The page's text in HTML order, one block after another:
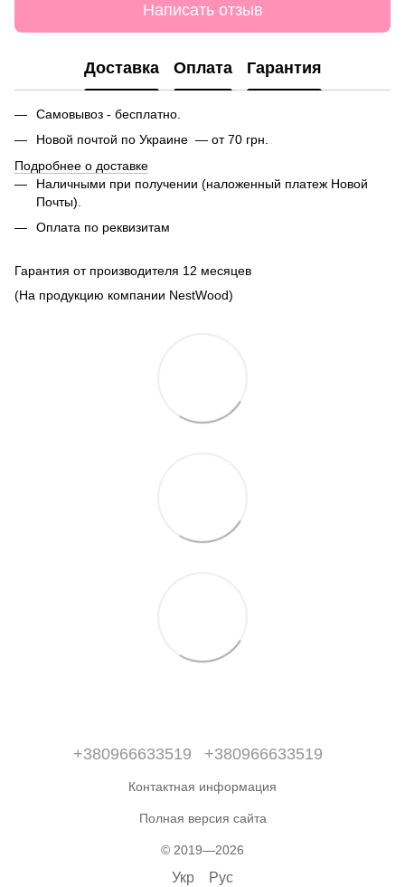
Написать отзыв
Доставка Оплата Гарантия
Самовывоз - бесплатно.
Новой почтой по Украине — от 70 грн.
Подробнее о доставке
Наличными при получении (наложенный платеж Новой
Почты).
Оплата по реквизитам
Гарантия от производителя 12 месяцев
(На продукцию компании NestWood)
+380966633519 +380966633519
Контактная информация
Полная версия сайта
© 2019—2026
Укр Рус